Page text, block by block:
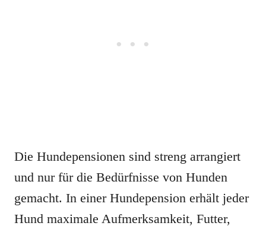
Die Hundepensionen sind streng arrangiert
und nur für die Bedürfnisse von Hunden
gemacht. In einer Hundepension erhält jeder
Hund maximale Aufmerksamkeit, Futter,